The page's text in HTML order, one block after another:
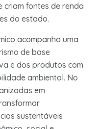
criam fontes de renda
do estado.
acompanha uma
de base
e dos produtos com
ambiental. No
em
sustentáveis